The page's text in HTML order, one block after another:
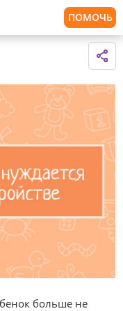
ПОМОЧЬ
больше не